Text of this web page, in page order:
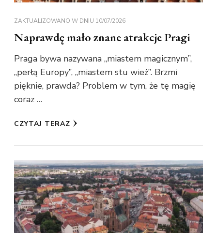
ZAKTUALIZOWANO W DNIU 10/07/2026
Naprawdę mało znane atrakcje Pragi
Praga bywa nazywana „miastem magicznym”,
„perłą Europy”, „miastem stu wież”. Brzmi
pięknie, prawda? Problem w tym, że tę magię
coraz …
CZYTAJ TERAZ